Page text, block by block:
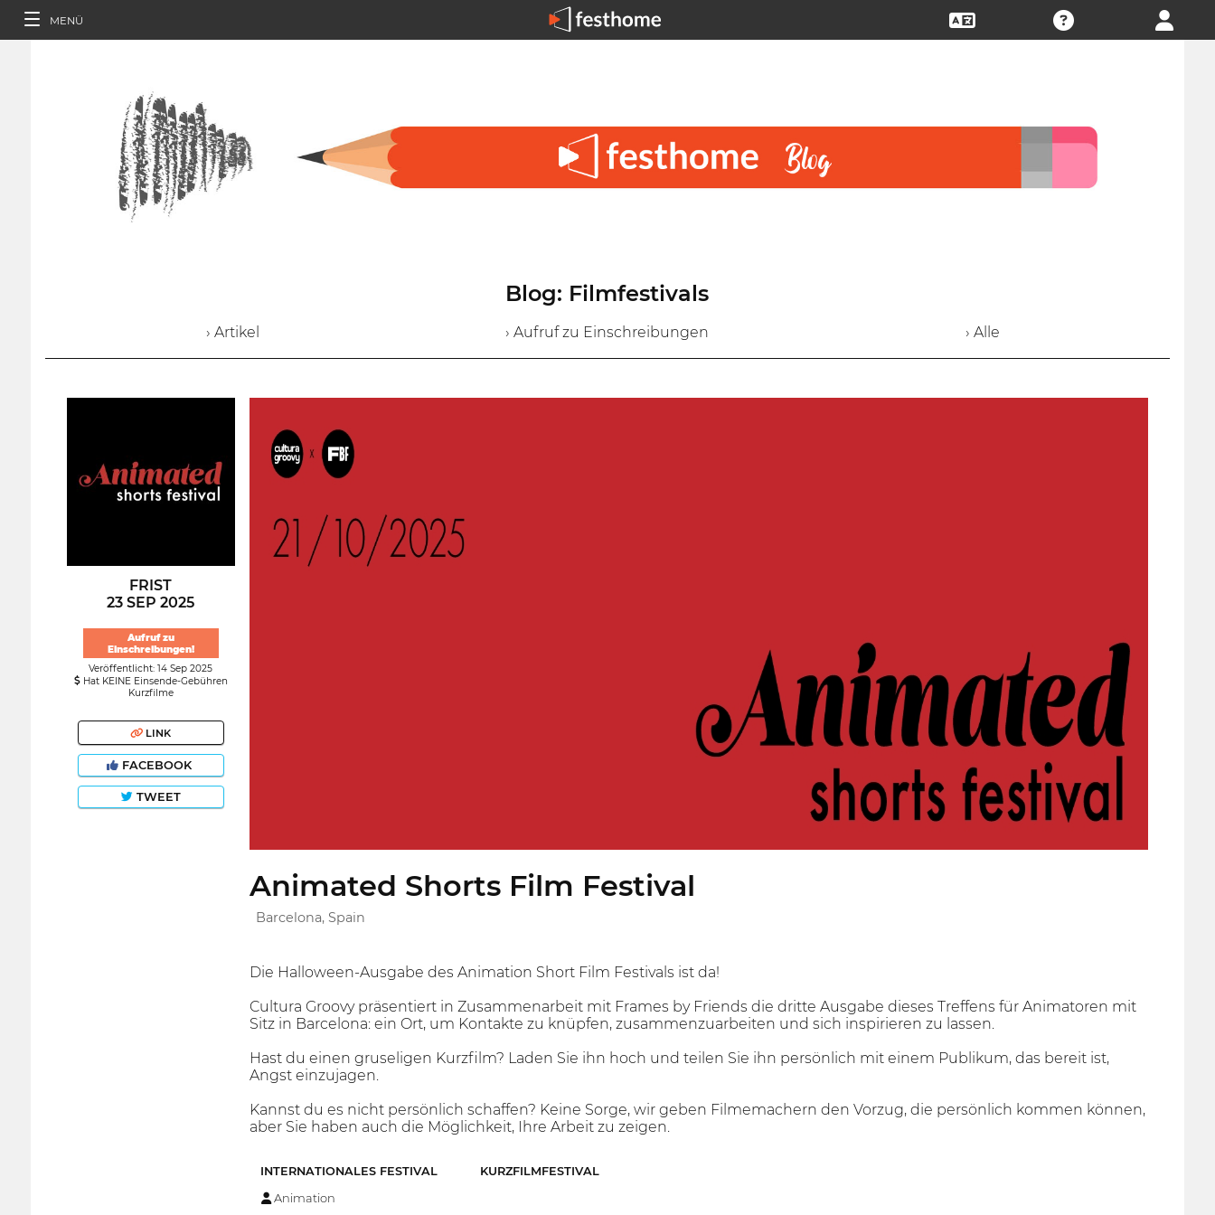
MENÜ
Blog: Filmfestivals
› Artikel › Aufruf zu Einschreibungen › Alle
FRIST
23 SEP 2025
Aufruf zu
Einschreibungen!
Veröffentlicht: 14 Sep 2025
Hat KEINE Einsende-Gebühren
Kurzfilme
LINK
FACEBOOK
TWEET
Animated Shorts Film Festival
Barcelona, Spain
Die Halloween-Ausgabe des Animation Short Film Festivals ist da!
Cultura Groovy präsentiert in Zusammenarbeit mit Frames by Friends die dritte Ausgabe dieses Treffens für Animatoren mit
Sitz in Barcelona: ein Ort, um Kontakte zu knüpfen, zusammenzuarbeiten und sich inspirieren zu lassen.
Hast du einen gruseligen Kurzfilm? Laden Sie ihn hoch und teilen Sie ihn persönlich mit einem Publikum, das bereit ist,
Angst einzujagen.
Kannst du es nicht persönlich schaffen? Keine Sorge, wir geben Filmemachern den Vorzug, die persönlich kommen können,
aber Sie haben auch die Möglichkeit, Ihre Arbeit zu zeigen.
INTERNATIONALES FESTIVAL KURZFILMFESTIVAL
Animation